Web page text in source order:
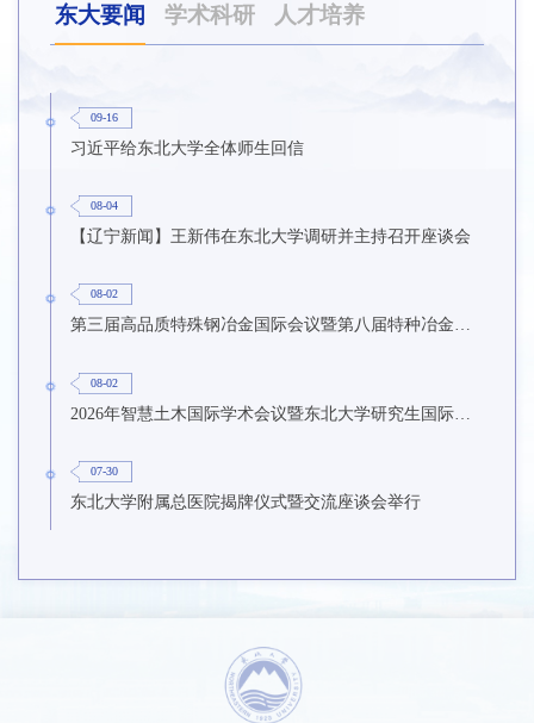
东大要闻 学术科研 人才培养
09-16
习近平给东北大学全体师生回信
08-04
【辽宁新闻】王新伟在东北大学调研并主持召开座谈会
08-02
第三届高品质特殊钢冶金国际会议暨第八届特种冶金技术学术会议在东北大学召开
08-02
2026年智慧土木国际学术会议暨东北大学研究生国际暑期学校第九期在东北大学召开
07-30
东北大学附属总医院揭牌仪式暨交流座谈会举行